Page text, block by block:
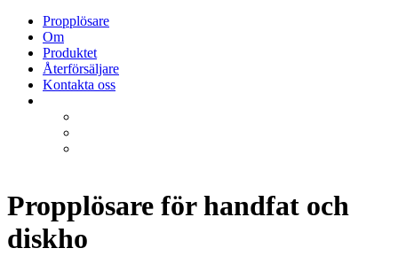
Propplösare
Om
Produktet
Återförsäljare
Kontakta oss
Propplösare för handfat och
diskho